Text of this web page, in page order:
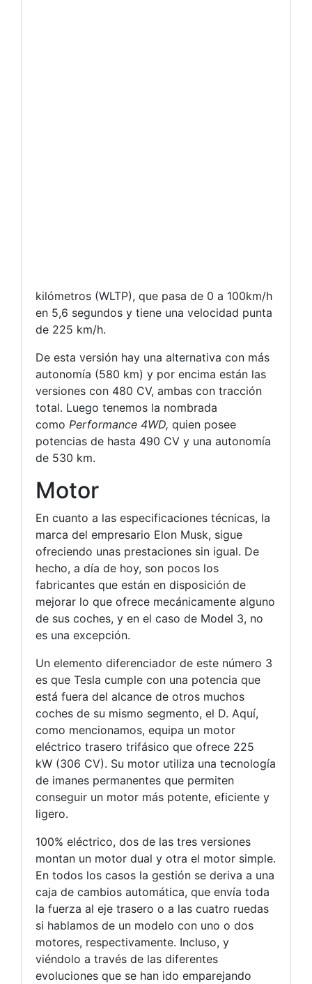
kilómetros (WLTP), que pasa de 0 a 100km/h
en 5,6 segundos y tiene una velocidad punta
de 225 km/h.
De esta versión hay una alternativa con más
autonomía (580 km) y por encima están las
versiones con 480 CV, ambas con tracción
total. Luego tenemos la nombrada
como Performance 4WD, quien posee
potencias de hasta 490 CV y una autonomía
de 530 km.
Motor
En cuanto a las especificaciones técnicas, la
marca del empresario Elon Musk, sigue
ofreciendo unas prestaciones sin igual. De
hecho, a día de hoy, son pocos los
fabricantes que están en disposición de
mejorar lo que ofrece mecánicamente alguno
de sus coches, y en el caso de Model 3, no
es una excepción.
Un elemento diferenciador de este número 3
es que Tesla cumple con una potencia que
está fuera del alcance de otros muchos
coches de su mismo segmento, el D. Aquí,
como mencionamos, equipa un motor
eléctrico trasero trifásico que ofrece 225
kW (306 CV). Su motor utiliza una tecnología
de imanes permanentes que permiten
conseguir un motor más potente, eficiente y
ligero.
100% eléctrico, dos de las tres versiones
montan un motor dual y otra el motor simple.
En todos los casos la gestión se deriva a una
caja de cambios automática, que envía toda
la fuerza al eje trasero o a las cuatro ruedas
si hablamos de un modelo con uno o dos
motores, respectivamente. Incluso, y
viéndolo a través de las diferentes
evoluciones que se han ido emparejando